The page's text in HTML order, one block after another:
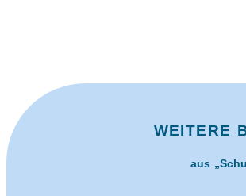
WEITERE
aus